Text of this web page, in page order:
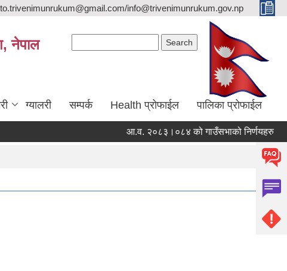
info@trivenimunrukum.gov.np
नेपाल
ग्यालरी सम्पर्क Health प्रोफाईल पालिका प्रोफाईल
आ.व. २०८३।०८४ को गाउँसभाको निर्णयहरु